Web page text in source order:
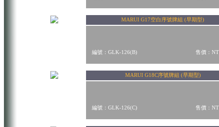
MARUI G17空白序號牌組 (早期型)
編號：GLK-126(B) 售價：
MARUI G18C序號牌組 (早期型)
編號：GLK-126(C) 售價：